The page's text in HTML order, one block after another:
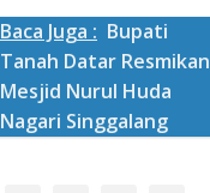
Baca Juga : Bupati
Tanah Datar Resmikan
Mesjid Nurul Huda
Nagari Singgalang